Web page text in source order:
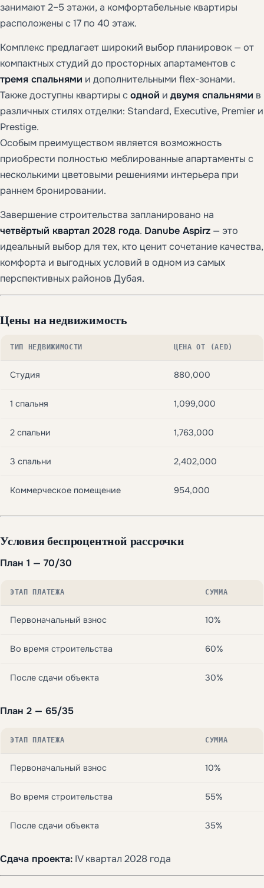
занимают 2–5 этажи, а комфортабельные квартиры
расположены с 17 по 40 этаж.
Комплекс предлагает широкий выбор планировок — от
компактных студий до просторных апартаментов с
тремя спальнями и дополнительными flex-зонами.
Также доступны квартиры содной и двумя спальнями в
различных стилях отделки: Standard, Executive, Premier и
Prestige.
Особым преимуществом является возможность
приобрести полностью меблированные апартаменты с
несколькими цветовыми решениями интерьера при
раннем бронировании.
Завершение строительства запланировано на
четвёртый квартал 2028 года. Danube Aspirz — это
идеальный выбор для тех, кто ценит сочетание качества,
комфорта и выгодных условий в одном из самых
перспективных районов Дубая.
Цены на недвижимость
ТИП НЕДВИЖИМОСТИ ЦЕНА ОТ (AED)
Студия 880,000
1 спальня 1,099,000
2 спальни 1,763,000
3 спальни 2,402,000
Коммерческое помещение 954,000
Условия беспроцентной рассрочки
План 1 — 70/30
ЭТАП ПЛАТЕЖА СУММА
Первоначальный взнос 10%
Во время строительства 60%
После сдачи объекта 30%
План 2 — 65/35
ЭТАП ПЛАТЕЖА СУММА
Первоначальный взнос 10%
Во время строительства 55%
После сдачи объекта 35%
Сдача проекта: IV квартал 2028 года